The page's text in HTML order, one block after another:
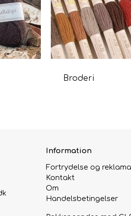
Broderi
Information
Fortrydelse og
Kontakt
Om
Handelsbetingelser